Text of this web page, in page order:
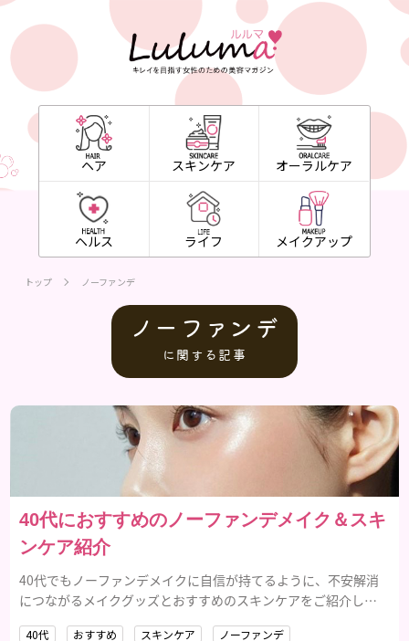
ヘア スキンケア オーラルケア
ヘルス ライフ メイクアップ
トップ ノーファンデ
ノーファンデ
に関する記事
40代におすすめのノーファンデメイク＆スキ
ンケア紹介
40代でもノーファンデメイクに自信が持てるように、不安解消
につながるメイクグッズとおすすめのスキンケアをご紹介しま
40代 おすすめ スキンケア ノーファンデ